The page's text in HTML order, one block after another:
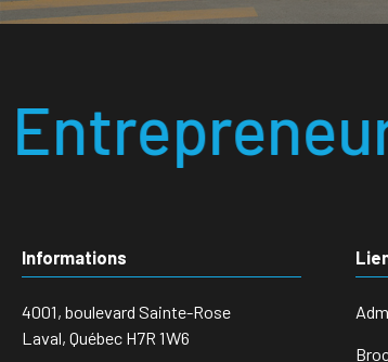
Informations
4001, boulevard Sainte-Rose
Laval, Québec H7R 1W6